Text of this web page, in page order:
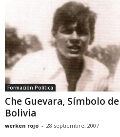
Formación Política
Che Guevara, Símbolo
Bolivia
werken rojo - 28 septiembre, 2007